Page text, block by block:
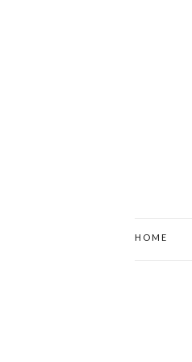
HOME